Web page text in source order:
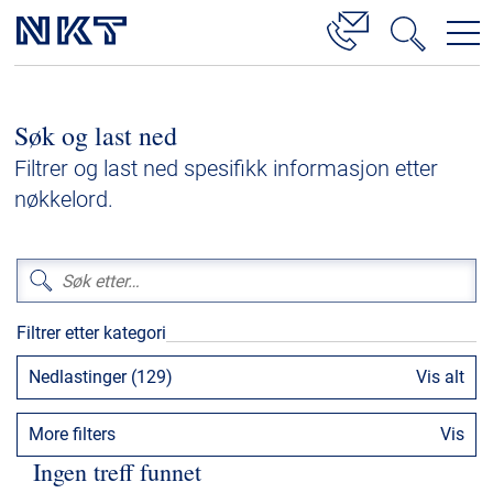
Høyspenningskabelløsninger
Kabelservice
Lavspenning
Høyspenningskabeltilbehør
Mellomspenningskabeltilbehør
Referanser
Nedlastinger
Søk og last ned
Filtrer og last ned spesifikk informasjon etter
nøkkelord.
Filtrer etter kategori
Nedlastinger (129) Vis alt
More filters Vis
Ingen treff funnet